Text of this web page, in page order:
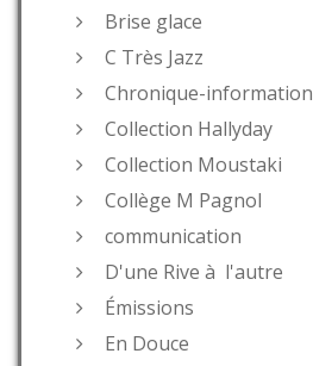
Brise glace
C Très Jazz
Chronique-information
Collection Hallyday
Collection Moustaki
Collège M Pagnol
communication
D'une Rive à l'autre
Émissions
En Douce